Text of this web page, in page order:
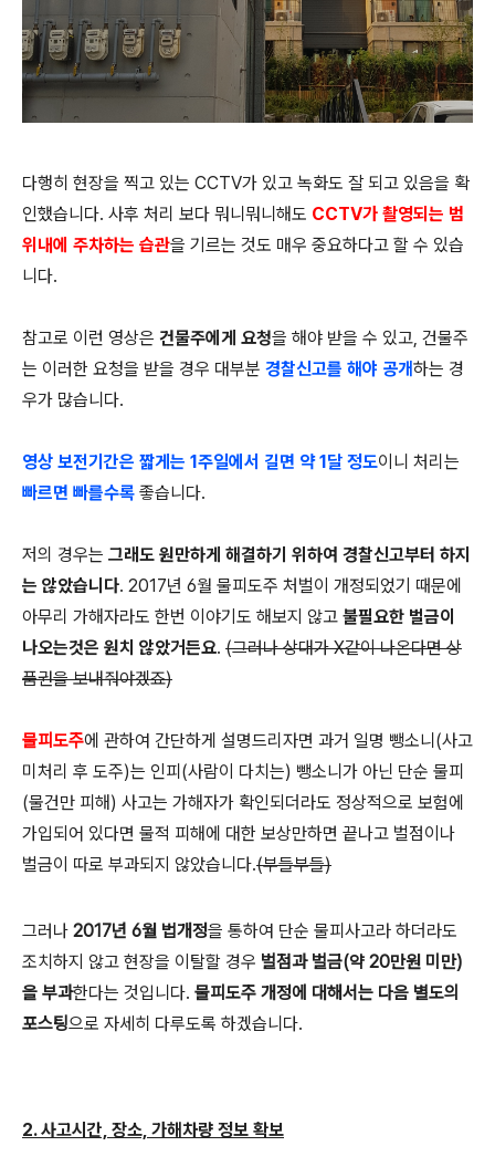
다행히 현장을 찍고 있는 CCTV가 있고 녹화도 잘 되고 있음을 확
인했습니다. 사후 처리 보다 뭐니뭐니해도 CCTV가 촬영되는 범
위내에 주차하는 습관을 기르는 것도 매우 중요하다고 할 수 있습
니다.
참고로 이런 영상은 건물주에게 요청을 해야 받을 수 있고, 건물주
는 이러한 요청을 받을 경우 대부분 경찰신고를 해야 공개하는 경
우가 많습니다.
영상 보전기간은 짧게는 1주일에서 길면 약 1달 정도이니 처리는
빠르면 빠를수록 좋습니다.
저의 경우는 그래도 원만하게 해결하기 위하여 경찰신고부터 하지
는 않았습니다. 2017년 6월 물피도주 처벌이 개정되었기 때문에
아무리 가해자라도 한번 이야기도 해보지 않고 불필요한 벌금이
나오는것은 원치 않았거든요. (그러나 상대가 X같이 나온다면 상
품권을 보내줘야겠죠)
물피도주에 관하여 간단하게 설명드리자면 과거 일명 뺑소니(사고
미처리 후 도주)는 인피(사람이 다치는) 뺑소니가 아닌 단순 물피
(물건만 피해) 사고는 가해자가 확인되더라도 정상적으로 보험에
가입되어 있다면 물적 피해에 대한 보상만하면 끝나고 벌점이나
벌금이 따로 부과되지 않았습니다.(부들부들)
그러나 2017년 6월 법개정을 통하여 단순 물피사고라 하더라도
조치하지 않고 현장을 이탈할 경우 벌점과 벌금(약 20만원 미만)
을 부과한다는 것입니다. 물피도주 개정에 대해서는 다음 별도의
포스팅으로 자세히 다루도록 하겠습니다.
2. 사고시간, 장소, 가해차량 정보 확보